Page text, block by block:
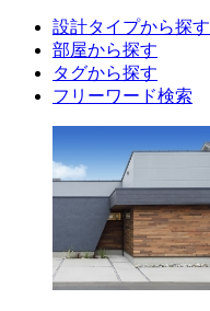
設計タイプから探す
部屋から探す
タグから探す
フリーワード検索